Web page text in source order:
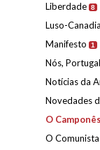
Liberdade 8
Luso-
Manifesto 1
Nós,
Notícias da
Novedades
O Camponês
O Comunista